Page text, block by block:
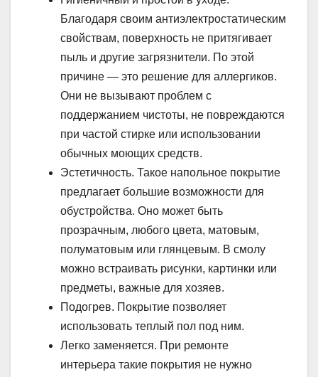
Благодаря своим антиэлектростатическим
свойствам, поверхность не притягивает
пыль и другие загрязнители. По этой
причине — это решение для аллергиков.
Они не вызывают проблем с
поддержанием чистоты, не повреждаются
при частой стирке или использовании
обычных моющих средств.
Эстетичность. Такое напольное покрытие
предлагает большие возможности для
обустройства. Оно может быть
прозрачным, любого цвета, матовым,
полуматовым или глянцевым. В смолу
можно встраивать рисунки, картинки или
предметы, важные для хозяев.
Подогрев. Покрытие позволяет
использовать теплый пол под ним.
Легко заменяется. При ремонте
интерьера такие покрытия не нужно